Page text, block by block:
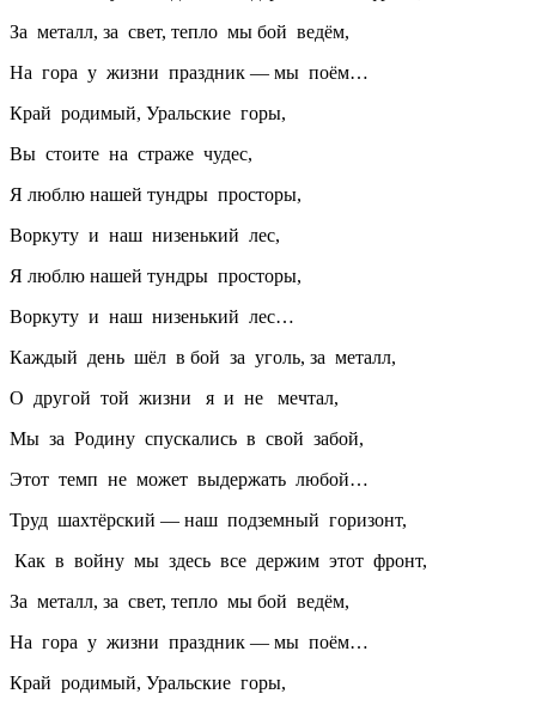
За металл, за свет, тепло мы бой ведём,
На гора у жизни праздник — мы поём…
Край родимый, Уральские горы,
Вы стоите на страже чудес,
Я люблю нашей тундры просторы,
Воркуту и наш низенький лес,
Я люблю нашей тундры просторы,
Воркуту и наш низенький лес…
Каждый день шёл в бой за уголь, за металл,
О другой той жизни я и не мечтал,
Мы за Родину спускались в свой забой,
Этот темп не может выдержать любой…
Труд шахтёрский — наш подземный горизонт,
Как в войну мы здесь все держим этот фронт,
За металл, за свет, тепло мы бой ведём,
На гора у жизни праздник — мы поём…
Край родимый, Уральские горы,